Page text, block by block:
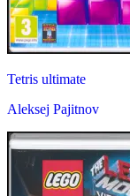
Tetris ultimate
Aleksej Pajitnov